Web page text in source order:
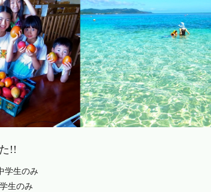
!!
学生のみ
生のみ